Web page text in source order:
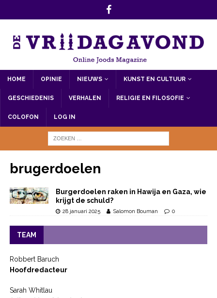
HOME OPINIE NIEUWS KUNST EN CULTUUR
GESCHIEDENIS VERHALEN RELIGIE EN FILOSOFIE
COLOFON LOG IN
brugerdoelen
Burgerdoelen raken in Hawija en Gaza, wie
krijgt de schuld?
28 januari 2025 Salomon Bouman 0
TEAM
Robbert Baruch
Hoofdredacteur
Sarah Whitlau